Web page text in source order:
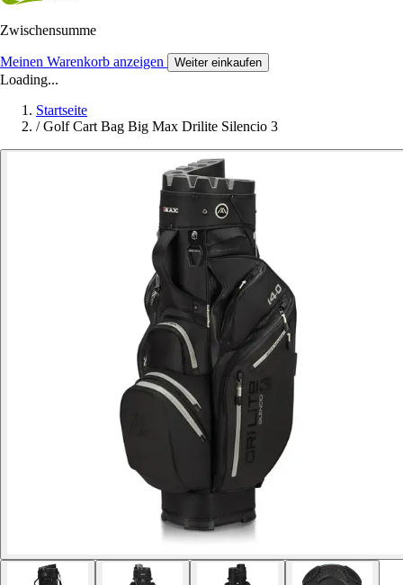
Zwischensumme
Meinen Warenkorb anzeigen Weiter einkaufen
Loading...
Startseite
/ Golf Cart Bag Big Max Drilite Silencio 3